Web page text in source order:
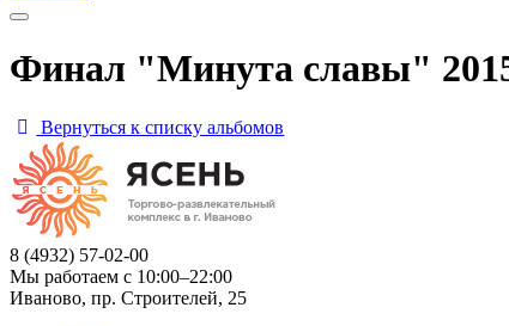
Финал "Минута славы"
Вернуться к списку альбомов
8 (4932) 57-02-00
Мы работаем с 10:00–22:00
Иваново, пр. Строителей, 25